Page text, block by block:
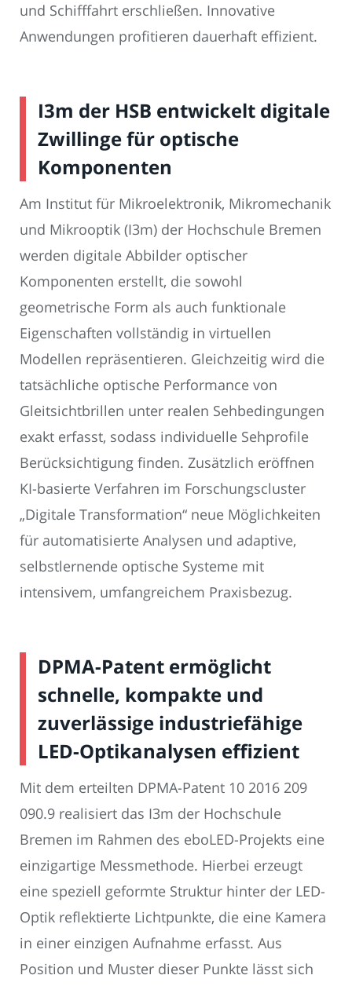
und Schifffahrt erschließen. Innovative
Anwendungen profitieren dauerhaft effizient.
I3m der HSB entwickelt digitale
Zwillinge für optische
Komponenten
Am Institut für Mikroelektronik, Mikromechanik
und Mikrooptik (I3m) der Hochschule Bremen
werden digitale Abbilder optischer
Komponenten erstellt, die sowohl
geometrische Form als auch funktionale
Eigenschaften vollständig in virtuellen
Modellen repräsentieren. Gleichzeitig wird die
tatsächliche optische Performance von
Gleitsichtbrillen unter realen Sehbedingungen
exakt erfasst, sodass individuelle Sehprofile
Berücksichtigung finden. Zusätzlich eröffnen
KI-basierte Verfahren im Forschungscluster
„Digitale Transformation“ neue Möglichkeiten
für automatisierte Analysen und adaptive,
selbstlernende optische Systeme mit
intensivem, umfangreichem Praxisbezug.
DPMA-Patent ermöglicht
schnelle, kompakte und
zuverlässige industriefähige
LED-Optikanalysen effizient
Mit dem erteilten DPMA-Patent 10 2016 209
090.9 realisiert das I3m der Hochschule
Bremen im Rahmen des eboLED-Projekts eine
einzigartige Messmethode. Hierbei erzeugt
eine speziell geformte Struktur hinter der LED-
Optik reflektierte Lichtpunkte, die eine Kamera
in einer einzigen Aufnahme erfasst. Aus
Position und Muster dieser Punkte lässt sich